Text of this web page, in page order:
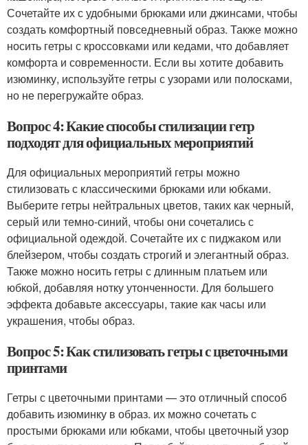
Сочетайте их с удобными брюками или джинсами, чтобы
создать комфортный повседневный образ. Также можно
носить гетры с кроссовками или кедами, что добавляет
комфорта и современности. Если вы хотите добавить
изюминку, используйте гетры с узорами или полосками,
но не перегружайте образ.
Вопрос 4: Какие способы стилизации гетр
подходят для официальных мероприятий
Для официальных мероприятий гетры можно
стилизовать с классическими брюками или юбками.
Выберите гетры нейтральных цветов, таких как черный,
серый или темно-синий, чтобы они сочетались с
официальной одеждой. Сочетайте их с пиджаком или
блейзером, чтобы создать строгий и элегантный образ.
Также можно носить гетры с длинным платьем или
юбкой, добавляя нотку утонченности. Для большего
эффекта добавьте аксессуары, такие как часы или
украшения, чтобы образ.
Вопрос 5: Как стилизовать гетры с цветочными
принтами
Гетры с цветочными принтами — это отличный способ
добавить изюминку в образ. их можно сочетать с
простыми брюками или юбками, чтобы цветочный узор